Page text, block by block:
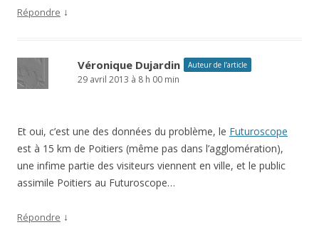
Répondre ↓
Véronique Dujardin Auteur de l’article
29 avril 2013 à 8 h 00 min
Et oui, c’est une des données du problème, le Futuroscope
est à 15 km de Poitiers (même pas dans l’agglomération),
une infime partie des visiteurs viennent en ville, et le public
assimile Poitiers au Futuroscope…
Répondre ↓